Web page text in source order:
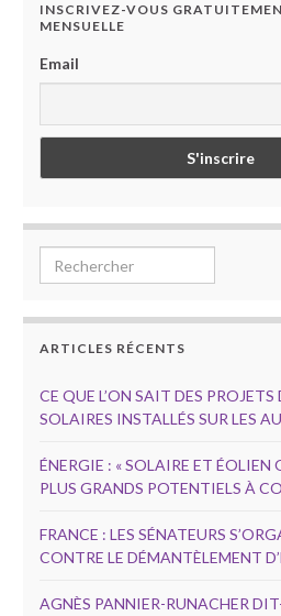
INSCRIVEZ-VOUS
MENSUELLE
Email
Search for:
ARTICLES RÉCENTS
CE QUE L’ON SAIT DES
SOLAIRES INSTALLÉS SUR LES
ÉNERGIE : « SOLAIRE ET ÉOLIEN
PLUS GRANDS POTENTIELS À
FRANCE : LES SÉNATEURS
CONTRE LE DÉMANTÈLEMENT
AGNÈS PANNIER-RUNACHER